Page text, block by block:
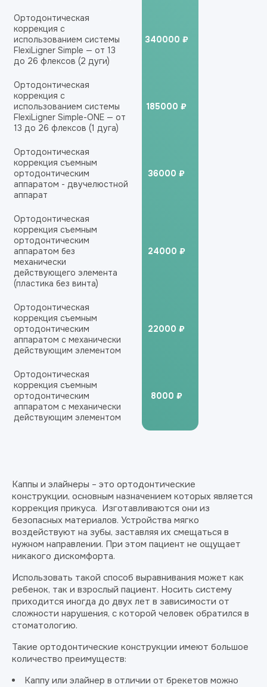
Ортодонтическая
коррекция с
использованием системы
FlexiLigner Simple — от 13
до 26 флексов (2 дуги)
340000 ₽
Ортодонтическая
коррекция с
использованием системы
FlexiLigner Simple-ONE — от
13 до 26 флексов (1 дуга)
185000 ₽
Ортодонтическая
коррекция съемным
ортодонтическим
аппаратом - двучелюстной
аппарат
36000 ₽
Ортодонтическая
коррекция съемным
ортодонтическим
аппаратом без
механически
действующего элемента
(пластика без винта)
24000 ₽
Ортодонтическая
коррекция съемным
ортодонтическим
аппаратом с механически
действующим элементом
22000 ₽
Ортодонтическая
коррекция съемным
ортодонтическим
аппаратом с механически
действующим элементом
8000 ₽
Каппы и элайнеры – это ортодонтические
конструкции, основным назначением которых является
коррекция прикуса. Изготавливаются они из
безопасных материалов. Устройства мягко
воздействуют на зубы, заставляя их смещаться в
нужном направлении. При этом пациент не ощущает
никакого дискомфорта.
Использовать такой способ выравнивания может как
ребенок, так и взрослый пациент. Носить систему
приходится иногда до двух лет в зависимости от
сложности нарушения, с которой человек обратился в
стоматологию.
Такие ортодонтические конструкции имеют большое
количество преимуществ:
Каппу или элайнер в отличии от брекетов можно